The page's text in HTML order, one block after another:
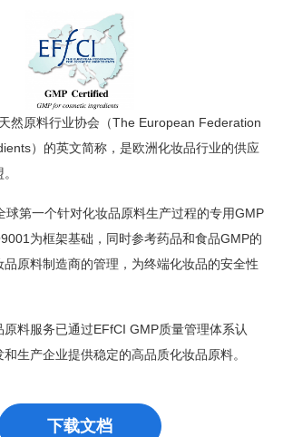
然原料行业协会（The European Federation
）的英文简称，是欧洲化妆品行业的供应
球第一个针对化妆品原料生产过程的专用GMP
为框架基础，同时参考药品和食品GMP的
原料制造商的管理，为终端化妆品的安全性
料服务已通过EFfCI GMP质量管理体系认
生产企业提供稳定的高品质化妆品原料。
下载文档